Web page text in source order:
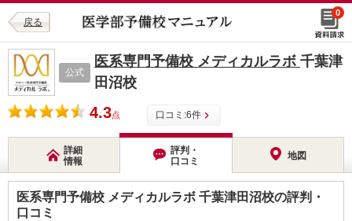
戻る
0
公式
医系専門予備校 メディカルラボ 千葉津
田沼校
4.3点 口コミ:6件
詳細
情報
評判・
口コミ
地図
医系専門予備校 メディカルラボ 千葉津田沼校の評判・
口コミ